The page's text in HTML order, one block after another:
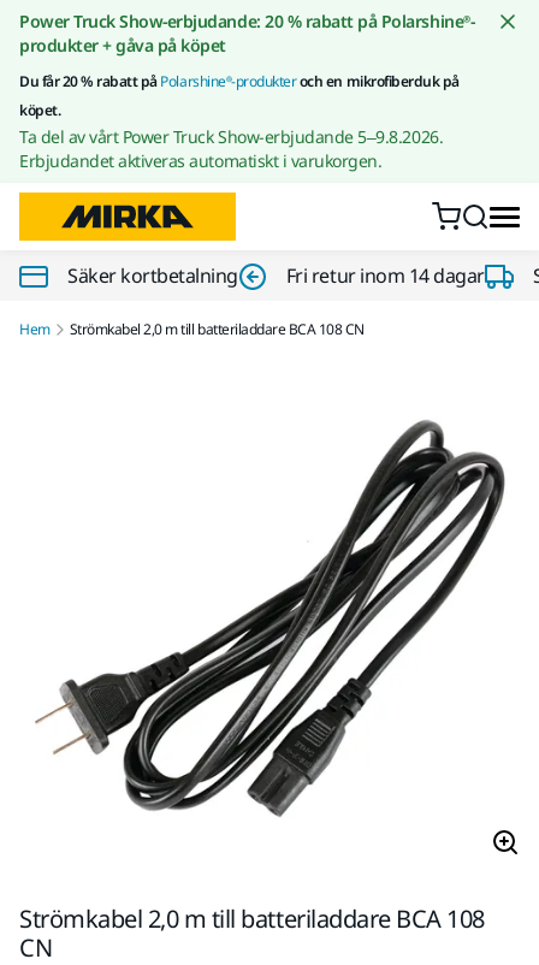
Gå till innehållet
Power Truck Show-erbjudande: 20 % rabatt på Polarshine®-
produkter + gåva på köpet
Du får 20 % rabatt påPolarshine®-produkteroch en mikrofiberduk på
köpet.
Ta del av vårt Power Truck Show-erbjudande 5–9.8.2026.
Erbjudandet aktiveras automatiskt i varukorgen.
Säker kortbetalning Fri retur inom 14 dagar
Hem Strömkabel 2,0 m till batteriladdare BCA 108 CN
Strömkabel 2,0 m till batteriladdare BCA 108
CN